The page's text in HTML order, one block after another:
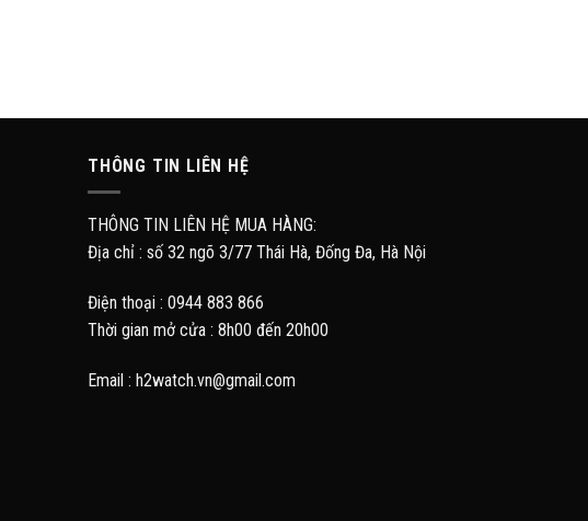
THÔNG TIN LIÊN HỆ
THÔNG TIN LIÊN HỆ MUA HÀNG:
Địa chỉ : số 32 ngõ 3/77 Thái Hà, Đống Đa, Hà Nội
Điện thoại : 0944 883 866
Thời gian mở cửa : 8h00 đến 20h00
Email : h2watch.vn@gmail.com